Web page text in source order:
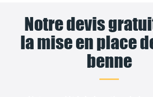
Notre devis
la mise en place
benne